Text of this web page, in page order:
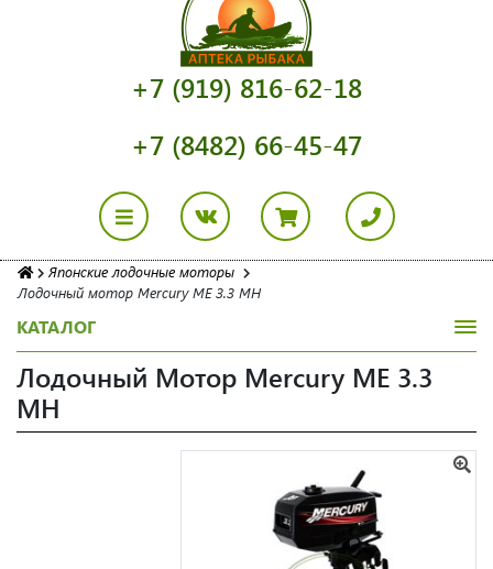
+7 (919) 816-62-18
+7 (8482) 66-45-47
Японские лодочные моторы
Лодочный мотор Mercury ME 3.3 MH
КАТАЛОГ
Лодочный Мотор Mercury ME 3.3
MH